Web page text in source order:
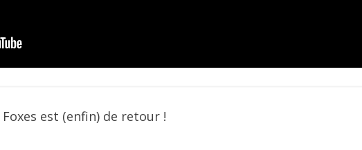
est (enfin) de retour !